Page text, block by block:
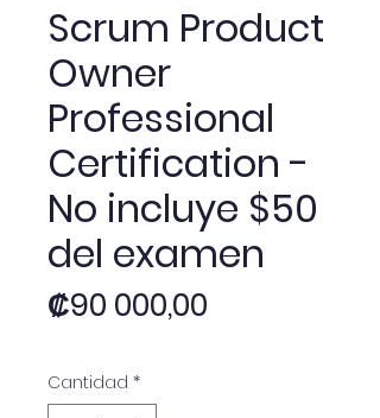
Scrum Product
Owner
Professional
Certification -
No incluye $50
del examen
₡90 000,00
Cantidad *